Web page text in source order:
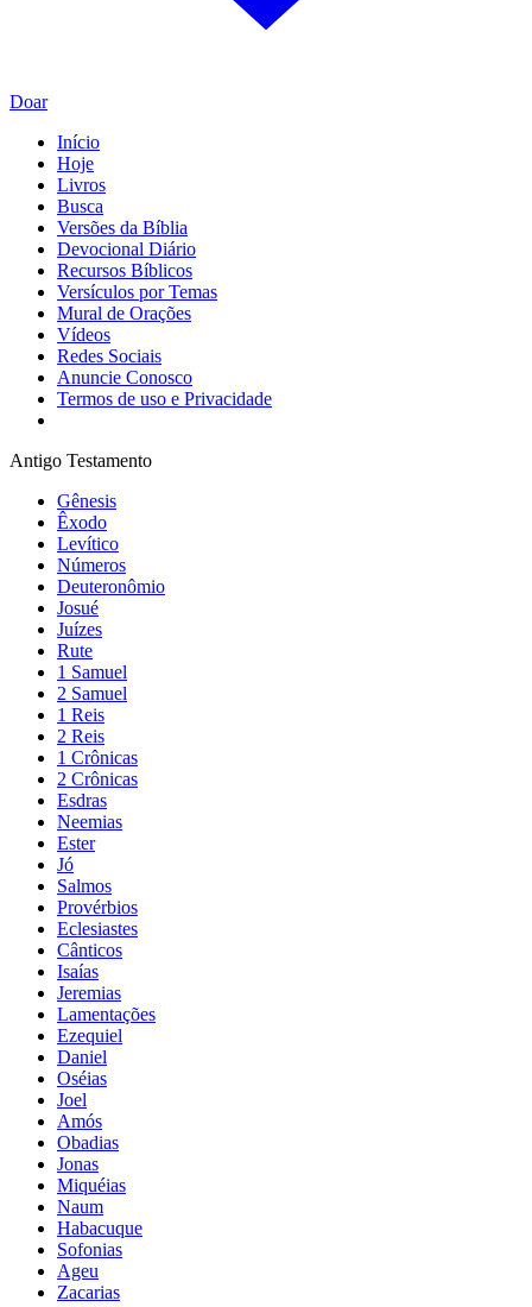
Doar
Início
Hoje
Livros
Busca
Versões da Bíblia
Devocional Diário
Recursos Bíblicos
Versículos por Temas
Mural de Orações
Vídeos
Redes Sociais
Anuncie Conosco
Termos de uso e Privacidade
Antigo Testamento
Gênesis
Êxodo
Levítico
Números
Deuteronômio
Josué
Juízes
Rute
1 Samuel
2 Samuel
1 Reis
2 Reis
1 Crônicas
2 Crônicas
Esdras
Neemias
Ester
Jó
Salmos
Provérbios
Eclesiastes
Cânticos
Isaías
Jeremias
Lamentações
Ezequiel
Daniel
Oséias
Joel
Amós
Obadias
Jonas
Miquéias
Naum
Habacuque
Sofonias
Ageu
Zacarias